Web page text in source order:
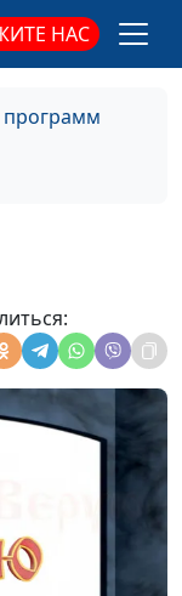
НАС
программ
Зайцев,
#29
Зайцев,
Зайцев,
#26
Зайцев,